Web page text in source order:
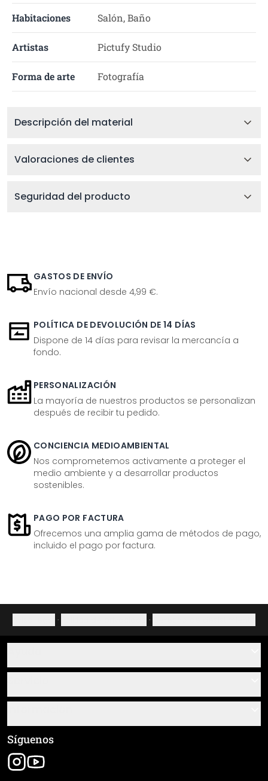
Habitaciones Salón, Baño
Artistas Pictufy Studio
Forma de arte Fotografía
Descripción del material
Valoraciones de clientes
Seguridad del producto
GASTOS DE ENVÍO
Envío nacional desde 4,99 €.
POLÍTICA DE DEVOLUCIÓN DE 14 DÍAS
Dispone de 14 días para revisar la mercancía a
fondo.
PERSONALIZACIÓN
La mayoría de nuestros productos se personalizan
después de recibir tu pedido.
CONCIENCIA MEDIOAMBIENTAL
Nos comprometemos activamente a proteger el
medio ambiente y a desarrollar productos
sostenibles.
PAGO POR FACTURA
Ofrecemos una amplia gama de métodos de pago,
incluido el pago por factura.
· ·
Sobre nosotros
Resumen de materiales
Seguimiento de envío
Términos y condiciones generales (CGC)
Aviso legal
Síguenos